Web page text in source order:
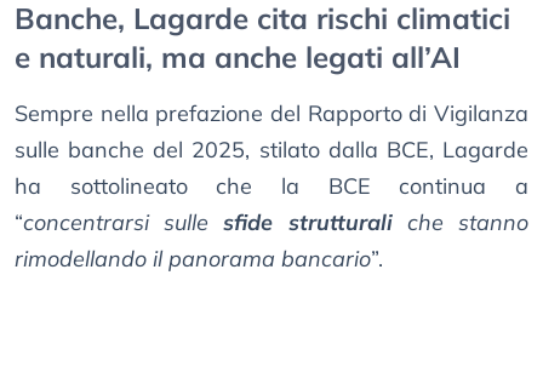
Banche, Lagarde cita rischi climatici
e naturali, ma anche legati all’AI
Sempre nella prefazione del Rapporto di Vigilanza
sulle banche del 2025, stilato dalla BCE, Lagarde
ha sottolineato che la BCE continua a
“concentrarsi sullesfide strutturaliche stanno
rimodellando il panorama bancario”.